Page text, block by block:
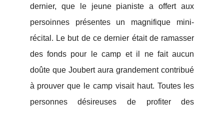
dernier, que le jeune pianiste a offert aux
persoinnes présentes un magnifique mini-
récital. Le but de ce dernier était de ramasser
des fonds pour le camp et il ne fait aucun
doûte que Joubert aura grandement contribué
à prouver que le camp visait haut. Toutes les
personnes désireuses de profiter des